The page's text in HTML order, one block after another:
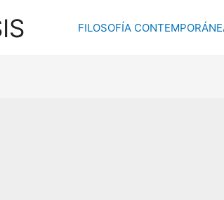
FILOSOFÍA